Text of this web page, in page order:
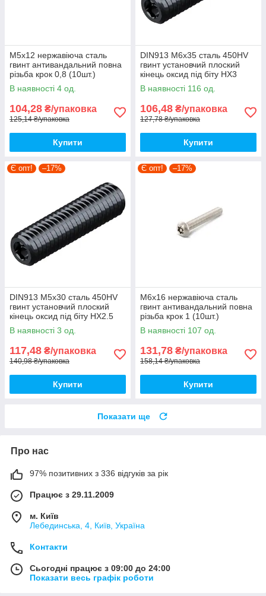
М5х12 нержавіюча сталь
гвинт антивандальний повна
різьба крок 0,8 (10шт.)
[VN5M500VN5M5501200]
напівкругла TORX25 Metalvis
В наявності 4 од.
104,28 ₴/упаковка
125,14 ₴/упаковка
Купити
DIN913 М6х35 сталь 450HV
гвинт установчий плоский
кінець оксид під біту HX3
(10шт.)
[9800P0000986035000]
В наявності 116 од.
106,48 ₴/упаковка
127,78 ₴/упаковка
Купити
Є опт! –17%
DIN913 М5х30 сталь 450HV
гвинт установчий плоский
кінець оксид під біту HX2.5
(10шт.)
[9800P0000985030000]
В наявності 3 од.
117,48 ₴/упаковка
140,98 ₴/упаковка
Купити
Є опт! –17%
М6х16 нержавіюча сталь
гвинт антивандальний повна
різьба крок 1 (10шт.)
[VN5M500VN5M5601600]
напівкругла TORX30 Metalvis
В наявності 107 од.
131,78 ₴/упаковка
158,14 ₴/упаковка
Купити
Показати ще
Про нас
97% позитивних з 336 відгуків за рік
Працює з 29.11.2009
м. Київ
Лебединська, 4, Київ, Україна
Контакти
Сьогодні працює з 09:00 до 24:00
Показати весь графік роботи